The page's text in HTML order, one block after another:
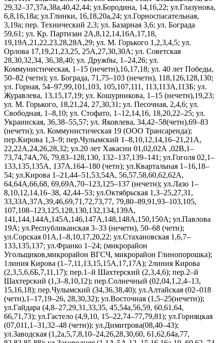
29,32–37,37а,38а,40,42,44; ул.Бородина, 14,16,22; ул.Глазунова,
6,8,16,18а; ул.Глинки, 16,18,20а,24; ул.Горноспасательная,
3,19а; пер. Технический 2,3; ул. Базарная 3,6; ул. Бограда
59,61; ул. Кр. Партизан 2А,8,12,14,16А,17,18,
19,19А,21,22,23,28,28А,29; ул. М. Горького 1,2,3,4,5; ул.
Орлова 17,19,21,23,25, 25А,27,30,30А; ул. Советская
28,30,32,34, 36,38,40; ул. Дружбы, 1–24,26; ул.
Коммунистическая, 1–15 (нечетн),16,17,18; ул. 40 лет Победы,
50–82 (четн); ул. Бограда, 71,75–103 (нечетн), 118,126,128,130;
ул. Горная, 54–97,99,101,103, 105,107,111, 113,113А,113Б; ул.
Журавлева, 13,15,17,19; ул. Кошурникова, 1–15 (нечетн),19,23;
ул. М. Горького, 18,21,24, 27,30,31; ул. Песочная, 2,4,6; ул.
Свободная, 1–8,10; ул. Стофато, 1–12,14,16, 18,20,22–25; ул.
Украинская, 36,38–55,57; ул. Яковлева, 34,42–58(четн),69–83
(нечетн); ул. Коммунистическая 19 (ООО Трансаренда);
пер.Кирова 1,3–9; пер.Чулымский 1–8,10,12,14,16–21,21А,
22,22А,24,26,28,32; ул.20 лет Хакасии 01,02,02А ,02В,1–
73,74,74А,76, 79,83–128,130, 132–137,139–141; ул.Гоголя 02,1–
133,135,135А, 137А,164–180 (четн); ул.Квартальная 1–16,18–
54; ул.Кирова 1–21,44–51,53,54А, 56,57,58,60,62,62А,
64,64А,66,68, 69,69А,70–123,125–137 (нечетн); ул.Лазо 1–
8,10,12,14,16–38, 42,44–53; ул.Октябрьская 1,3–25,27,31,
33,33А,37А,39,46,69,71,72,73,77, 79,80–89,91,93–103,105,
107,108–123,125,128,130,132,134,139А,
141,144,144А,145А,146,147А,148,148А,150,150А; ул.Павлова
19А; ул.Республиканская 3–33 (нечетн), 50–68 (четн);
ул.Сорская 01А,1–8,10,17,20,22; ул.Стахановская 1,6,7–
133,135,137; ул.Франко 1–24; (микрорайон
Угольщиков,микрорайон ВГСЧ, микрорайон Глинопорошка);
1линия Кирова (1–7,11,13,15,15А,17,17А); 2линия Кирова
(2,3,5,6,6Б,7,11,17); пер.1–й Шахтерский (2,3,4,6); пер.2–й
Шахтерский (1,3–8,10,12); пер.Солнечный (02,04,1,2,4–13,
15,16,18); пер.Чулымский (34,36,38,40); ул.Алтайская (02–018
(четн),1–17,19–26, 28,30,32); ул.Восточная (1,5–25(нечетн));
ул.Гайдара (4,8–27,29,31,33,35, 45,54а,56,59, 60,61,64,
66,71,73); ул.Гастело (4,9,10, 15–22,74–77,79,81); ул.Горняцкая
(07,011,1–31,32–48 (четн)); ул.Димитрова(08,40–43);
ул.Заводская (1,2а,5,7,8,10–24,26,28,30,60, 61,62,64а,77,